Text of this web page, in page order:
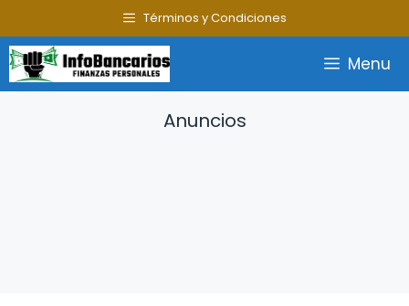
al
contenido
Términos y Condiciones
Menu
Anuncios